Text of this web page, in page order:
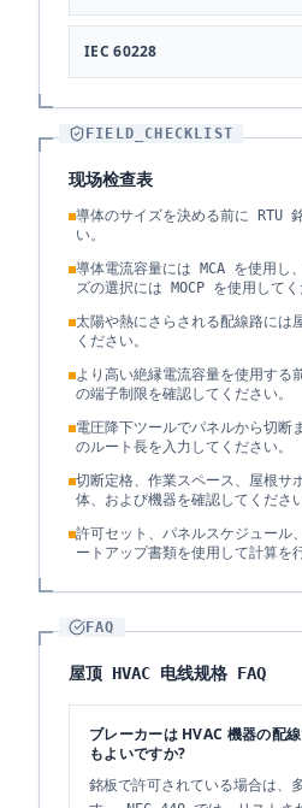
IEC 60228
FIELD_CHECKLIST
现场检查表
導体のサイズを決める前に RTU
い。
導体電流容量には MCA を使用し
ズの選択には MOCP を使用してく
太陽や熱にさらされる配線路には
ください。
より高い絶縁電流容量を使用す
の端子制限を確認してください。
電圧降下ツールでパネルから切断
のルート長を入力してください。
切断定格、作業スペース、屋根サ
体、および機器を確認してくださ
許可セット、パネルスケジュール
ートアップ書類を使用して計算を
FAQ
屋顶 HVAC 电线规格 FAQ
ブレーカーは HVAC 機器の配
もよいですか?
銘板で許可されている場合は、